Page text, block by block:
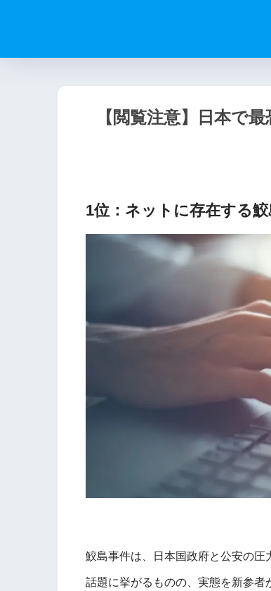
【閲覧注意】日本で
1位：ネットに存在する鮫
鮫島事件は、日本国政府と公安の
話題に挙がるものの、実態を新参者